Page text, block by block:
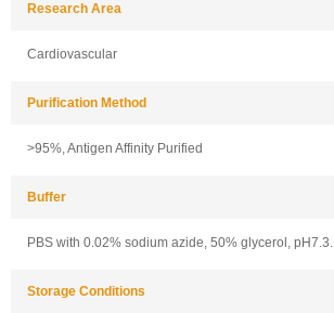
Research Area
Cardiovascular
Purification Method
>95%, Antigen Affinity Purified
Buffer
PBS with 0.02% sodium azide, 50% glycerol, pH7.3.
Storage Conditions